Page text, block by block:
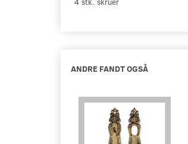
ANDRE FANDT OGSÅ